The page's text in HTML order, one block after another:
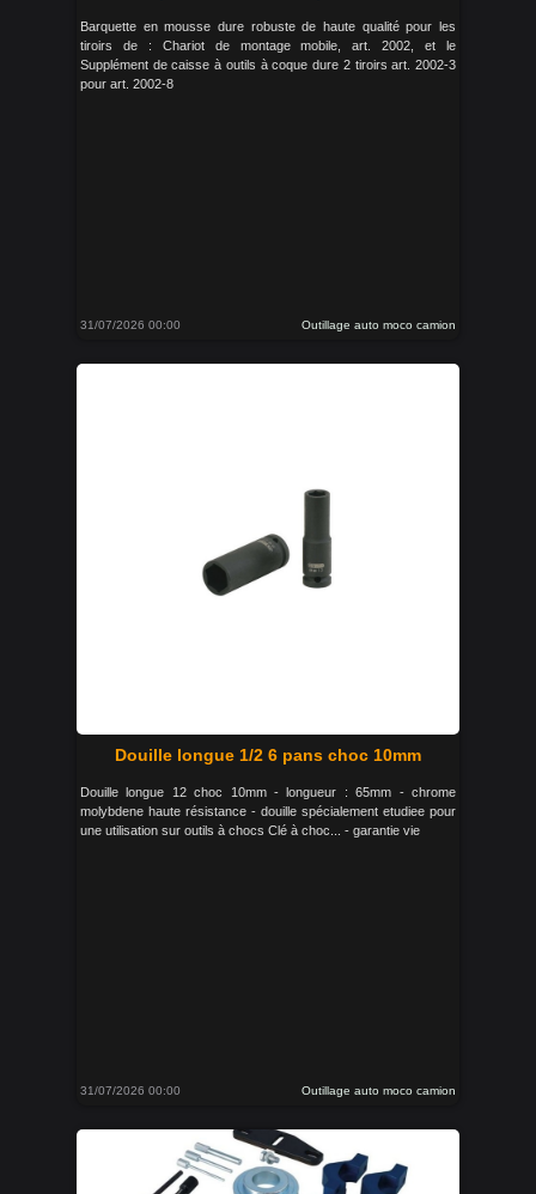
Barquette en mousse dure robuste de haute qualité pour les
tiroirs de : Chariot de montage mobile, art. 2002, et le
Supplément de caisse à outils à coque dure 2 tiroirs art. 2002-3
pour art. 2002-8
31/07/2026 00:00 Outillage auto moco camion
Douille longue 1/2 6 pans choc 10mm
Douille longue 12 choc 10mm - longueur : 65mm - chrome
molybdene haute résistance - douille spécialement etudiee pour
une utilisation sur outils à chocs Clé à choc... - garantie vie
31/07/2026 00:00 Outillage auto moco camion